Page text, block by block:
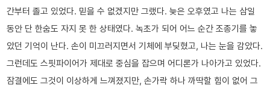
간부터 졸고 있었다. 믿을 수 없겠지만 그랬다. 늦은 오후였고 나는 삼일
동안 단 한숨도 자지 못 한 상태였다. 녹초가 되어 어느 순간 조종기를 놓
았던 기억이 난다. 손이 미끄러지면서 기체에 부딪혔고, 나는 눈을 감았다.
그런데도 스핏파이어가 제대로 중심을 잡으며 어디론가 나아가고 있었다.
잠결에도 그것이 이상하게 느껴졌지만, 손가락 하나 까딱할 힘이 없어 그